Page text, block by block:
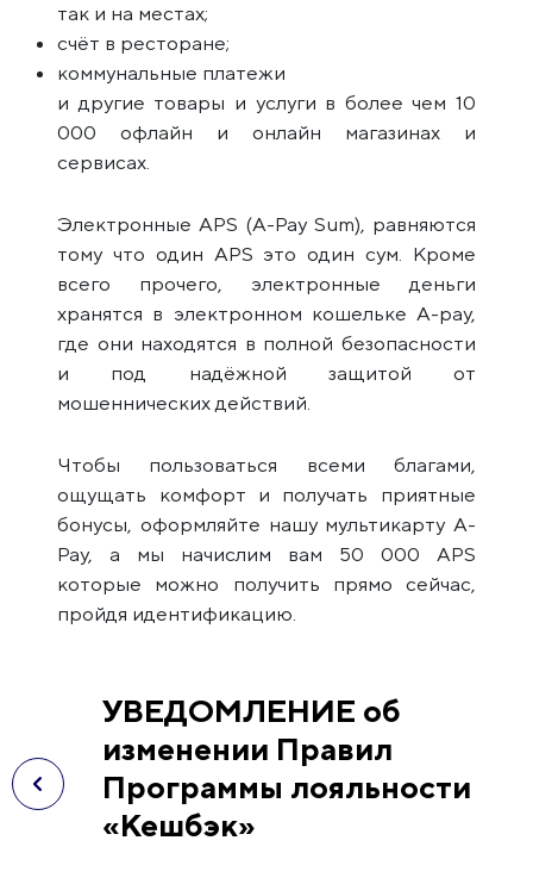
так и на местах;
счёт в ресторане;
коммунальные платежи
и другие товары и услуги в более чем 10
000 офлайн и онлайн магазинах и
сервисах.
Электронные APS (A-Pay Sum), равняются
тому что один APS это один сум. Кроме
всего прочего, электронные деньги
хранятся в электронном кошельке A-pay,
где они находятся в полной безопасности
и под надёжной защитой от
мошеннических действий.
Чтобы пользоваться всеми благами,
ощущать комфорт и получать приятные
бонусы, оформляйте нашу мультикарту A-
Pay, а мы начислим вам 50 000 APS
которые можно получить прямо сейчас,
пройдя идентификацию.
УВЕДОМЛЕНИЕ об
изменении Правил
Программы лояльности
«Кешбэк»